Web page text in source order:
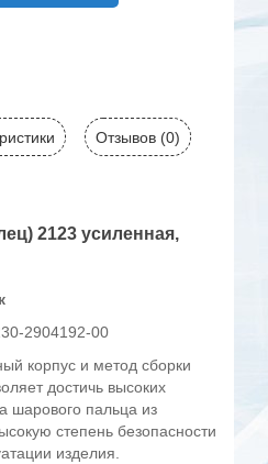
Отзывов (0)
2123 усиленная,
2904192-00
корпус и метод сборки
достичь высоких
шарового пальца из
степень безопасности
изделия.